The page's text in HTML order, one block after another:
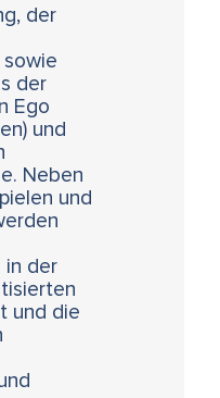
der
sowie
der
Ego
und
Neben
und
in der
und die